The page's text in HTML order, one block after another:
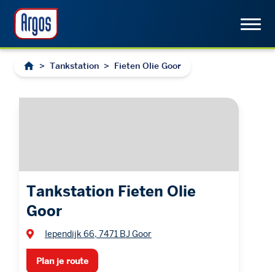
> Tankstation > Fieten Olie Goor
Tankstation Fieten Olie
Goor
Iependijk 66, 7471 BJ Goor
Plan je route